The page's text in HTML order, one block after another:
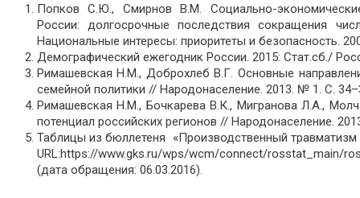
Попков С.Ю., Смирнов В.М. Социально-
России: долгосрочные последствия сокращения
Национальные интересы: приоритеты и безопасность.
Демографический ежегодник России. 2015: Стат.сб./
Римашевская Н.М., Доброхлеб В.Г. Основные
семейной политики // Народонаселение. 2013. № 1. С.
Римашевская Н.М., Бочкарева В.К., Мигранова Л.А.,
потенциал российских регионов // Народонаселение.
Таблицы из бюллетеня «Производственный
URL:https://www.gks.ru/wps/wcm/connect/rosstat_main/
(дата обращения: 06.03.2016).